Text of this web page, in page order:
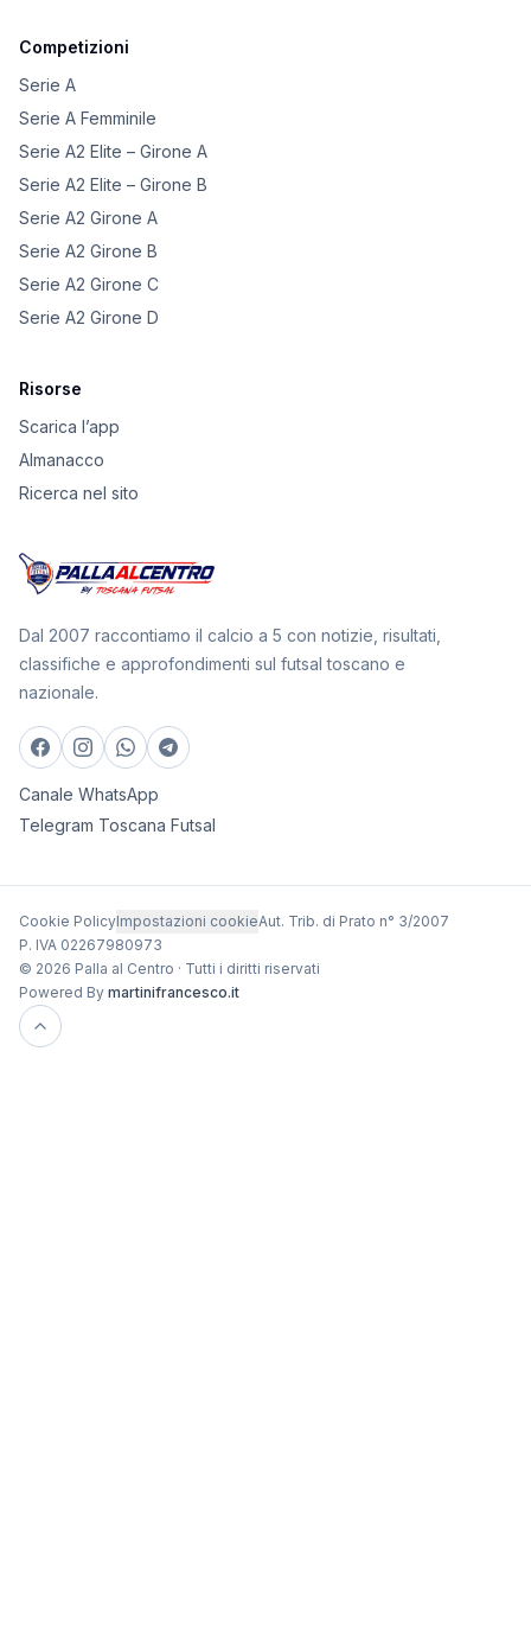
Competizioni
Serie A
Serie A Femminile
Serie A2 Elite – Girone A
Serie A2 Elite – Girone B
Serie A2 Girone A
Serie A2 Girone B
Serie A2 Girone C
Serie A2 Girone D
Risorse
Scarica l’app
Almanacco
Ricerca nel sito
Dal 2007 raccontiamo il calcio a 5 con notizie, risultati,
classifiche e approfondimenti sul futsal toscano e
nazionale.
Canale WhatsApp
Telegram Toscana Futsal
Cookie PolicyImpostazioni cookieAut. Trib. di Prato n° 3/2007
P. IVA 02267980973
© 2026 Palla al Centro · Tutti i diritti riservati
Powered By martinifrancesco.it